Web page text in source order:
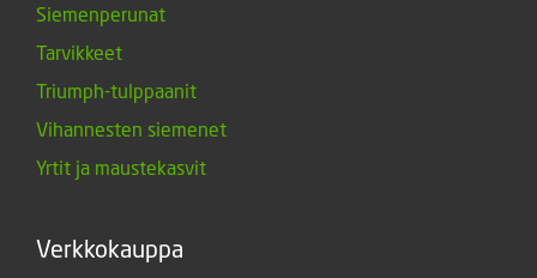
Siemenperunat
Tarvikkeet
Triumph-tulppaanit
Vihannesten siemenet
Yrtit ja maustekasvit
Verkkokauppa